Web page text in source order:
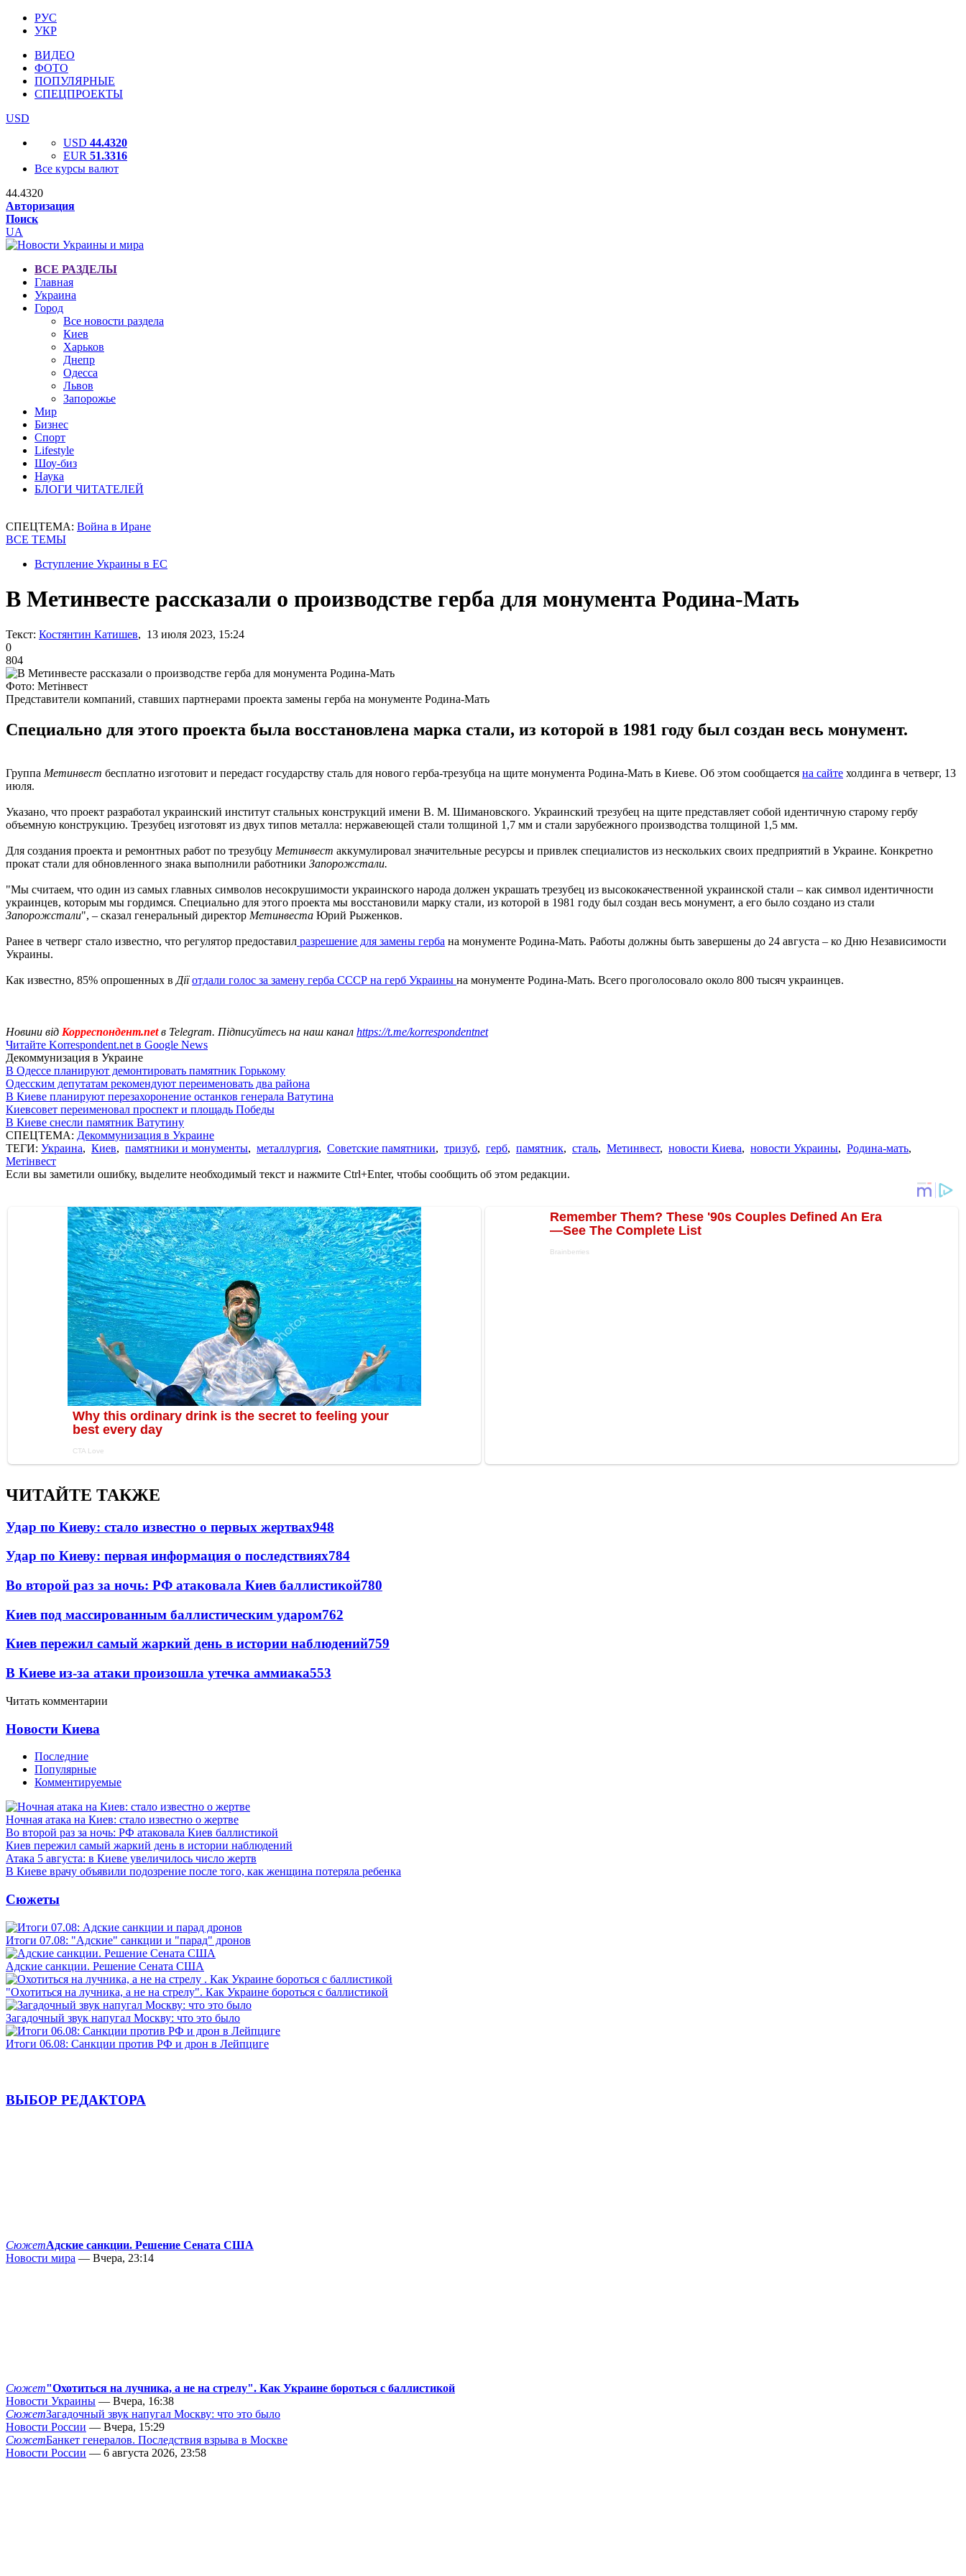
РУС
УКР
ВИДЕО
ФОТО
ПОПУЛЯРНЫЕ
СПЕЦПРОЕКТЫ
USD
USD 44.4320
EUR 51.3316
Все курсы валют
44.4320
Авторизация
Поиск
UA
ВСЕ РАЗДЕЛЫ
Главная
Украина
Город
Все новости раздела
Киев
Харьков
Днепр
Одесса
Львов
Запорожье
Мир
Бизнес
Спорт
Lifestyle
Шоу-биз
Наука
БЛОГИ ЧИТАТЕЛЕЙ
СПЕЦТЕМА: Война в Иране
ВСЕ ТЕМЫ
Вступление Украины в ЕС
В Метинвесте рассказали о производстве герба для монумента Родина-Мать
Текст: Костянтин Катишев, 13 июля 2023, 15:24
0
804
Фото: Метінвест
Представители компаний, ставших партнерами проекта замены герба на монументе Родина-Мать
Специально для этого проекта была восстановлена марка стали, из которой в 1981 году был создан весь монумент.
Группа Метинвест бесплатно изготовит и передаст государству сталь для нового герба-трезубца на щите монумента Родина-Мать в Киеве. Об этом сообщается на сайте холдинга в четверг, 13
июля.
Указано, что проект разработал украинский институт стальных конструкций имени В. М. Шимановского. Украинский трезубец на щите представляет собой идентичную старому гербу
объемную конструкцию. Трезубец изготовят из двух типов металла: нержавеющей стали толщиной 1,7 мм и стали зарубежного производства толщиной 1,5 мм.
Для создания проекта и ремонтных работ по трезубцу Метинвест аккумулировал значительные ресурсы и привлек специалистов из нескольких своих предприятий в Украине. Конкретно
прокат стали для обновленного знака выполнили работники Запорожстали.
"Мы считаем, что один из самых главных символов несокрушимости украинского народа должен украшать трезубец из высококачественной украинской стали – как символ идентичности
украинцев, которым мы гордимся. Специально для этого проекта мы восстановили марку стали, из которой в 1981 году был создан весь монумент, а его было создано из стали
Запорожстали", – сказал генеральный директор Метинвеста Юрий Рыженков.
Ранее в четверг стало известно, что регулятор предоставил разрешение для замены герба на монументе Родина-Мать. Работы должны быть завершены до 24 августа – ко Дню Независимости
Украины.
Как известно, 85% опрошенных в Діїотдали голос за замену герба СССР на герб Украины на монументе Родина-Мать. Всего проголосовало около 800 тысяч украинцев.
Новини від Корреспондент.netв Telegram. Підписуйтесь на наш канал https://t.me/korrespondentnet
Читайте Korrespondent.net в Google News
Декоммунизация в Украине
В Одессе планируют демонтировать памятник Горькому
Одесским депутатам рекомендуют переименовать два района
В Киеве планируют перезахоронение останков генерала Ватутина
Киевсовет переименовал проспект и площадь Победы
В Киеве снесли памятник Ватутину
СПЕЦТЕМА: Декоммунизация в Украине
ТЕГИ: Украина, Киев, памятники и монументы, металлургия, Советские памятники, тризуб, герб, памятник, сталь, Метинвест, новости Киева, новости Украины, Родина-мать,
Метінвест
Если вы заметили ошибку, выделите необходимый текст и нажмите Ctrl+Enter, чтобы сообщить об этом редакции.
ЧИТАЙТЕ ТАКЖЕ
Удар по Киеву: стало известно о первых жертвах948
Удар по Киеву: первая информация о последствиях784
Во второй раз за ночь: РФ атаковала Киев баллистикой780
Киев под массированным баллистическим ударом762
Киев пережил самый жаркий день в истории наблюдений759
В Киеве из-за атаки произошла утечка аммиака553
Читать комментарии
Новости Киева
Последние
Популярные
Комментируемые
Ночная атака на Киев: стало известно о жертве
Во второй раз за ночь: РФ атаковала Киев баллистикой
Киев пережил самый жаркий день в истории наблюдений
Атака 5 августа: в Киеве увеличилось число жертв
В Киеве врачу объявили подозрение после того, как женщина потеряла ребенка
Сюжеты
Итоги 07.08: "Адские" санкции и "парад" дронов
Адские санкции. Решение Сената США
"Охотиться на лучника, а не на стрелу". Как Украине бороться с баллистикой
Загадочный звук напугал Москву: что это было
Итоги 06.08: Санкции против РФ и дрон в Лейпциге
ВЫБОР РЕДАКТОРА
СюжетАдские санкции. Решение Сената США
Новости мира — Вчера, 23:14
Сюжет"Охотиться на лучника, а не на стрелу". Как Украине бороться с баллистикой
Новости Украины — Вчера, 16:38
СюжетЗагадочный звук напугал Москву: что это было
Новости России — Вчера, 15:29
СюжетБанкет генералов. Последствия взрыва в Москве
Новости России — 6 августа 2026, 23:58